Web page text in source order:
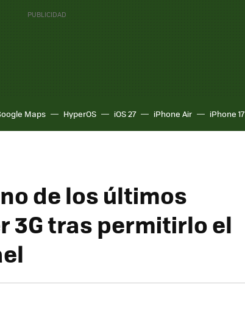
Maps HyperOS iOS 27 iPhone Air iPhone 17
de los últimos
3G tras permitirlo el